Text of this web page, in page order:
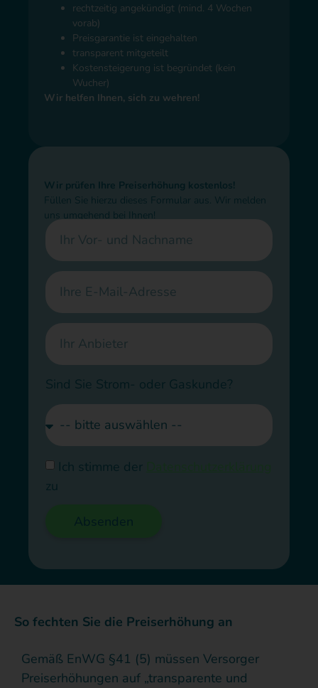
rechtzeitig angekündigt (mind. 4 Wochen
vorab)
Preisgarantie ist eingehalten
transparent mitgeteilt
Kostensteigerung ist begründet (kein
Wucher)
Wir helfen Ihnen, sich zu wehren!
Wir prüfen Ihre Preiserhöhung kostenlos!
Füllen Sie hierzu dieses Formular aus. Wir melden
uns umgehend bei Ihnen!
Sind Sie Strom- oder Gaskunde?
Ich stimme der
zu
So fechten Sie die Preiserhöhung an
Gemäß EnWG §41 (5) müssen Versorger
Preiserhöhungen auf „transparente und